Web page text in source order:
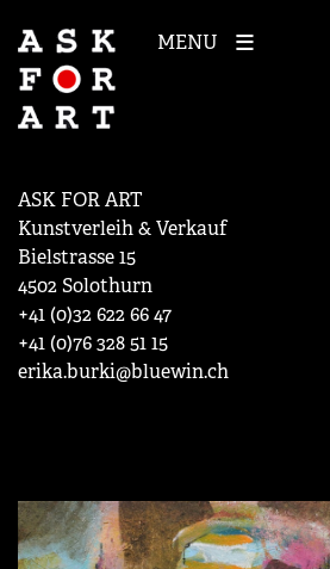
MENU
ASK FOR ART
Kunstverleih & Verkauf
Bielstrasse 15
4502 Solothurn
+41 (0)32 622 66 47
+41 (0)76 328 51 15
erika.burki@bluewin.ch